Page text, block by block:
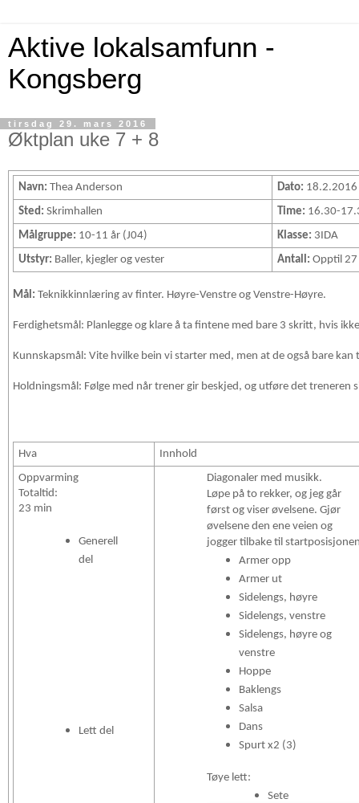
Aktive lokalsamfunn -
Kongsberg
tirsdag 29. mars 2016
Øktplan uke 7 + 8
Navn: Thea Anderson Dato:
Sted: Skrimhallen Time: 16.30-
Målgruppe: 10-11 år (J04) Klasse: 3IDA
Utstyr: Baller, kjegler og vester Antall: Opptil
Mål: Teknikkinnlæring av finter. Høyre-Venstre og Venstre-Høyre.
Ferdighetsmål: Planlegge og klare å ta fintene med bare 3 skritt, hvis
Kunnskapsmål: Vite hvilke bein vi starter med, men at de også bare
Holdningsmål: Følge med når trener gir beskjed, og utføre det treneren
Hva
Innhold
Oppvarming
Totaltid:
23 min
Generell
del
Lett del
Diagonaler med musikk.
Løpe på to rekker, og jeg går
først og viser øvelsene. Gjør
øvelsene den ene veien og
jogger tilbake til
Armer opp
Armer ut
Sidelengs, høyre
Sidelengs, venstre
Sidelengs, høyre og
venstre
Hoppe
Baklengs
Salsa
Dans
Spurt x2 (3)
Tøye lett:
Sete